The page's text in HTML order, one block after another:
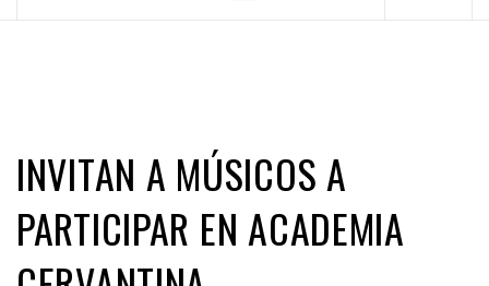
INVITAN A MÚSICOS A
PARTICIPAR EN ACADEMIA